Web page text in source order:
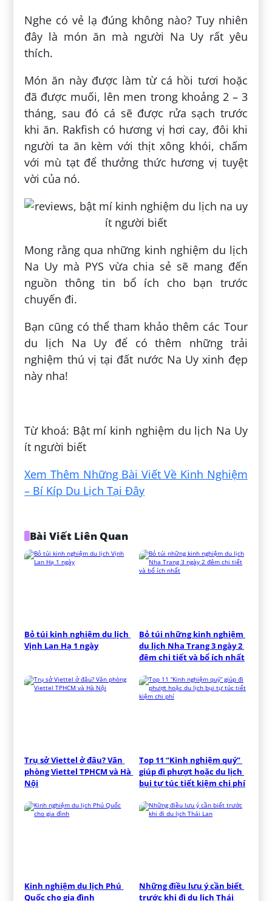
Nghe có vẻ lạ đúng không nào? Tuy nhiên
đây là món ăn mà người Na Uy rất yêu
thích.
Món ăn này được làm từ cá hồi tươi hoặc
đã được muối, lên men trong khoảng 2 – 3
tháng, sau đó cá sẽ được rửa sạch trước
khi ăn. Rakfish có hương vị hơi cay, đôi khi
người ta ăn kèm với thịt xông khói, chấm
với mù tạt để thưởng thức hương vị tuyệt
vời của nó.
Mong rằng qua những kinh nghiệm du lịch
Na Uy mà PYS vừa chia sẻ sẽ mang đến
nguồn thông tin bổ ích cho bạn trước
chuyến đi.
Bạn cũng có thể tham khảo thêm các Tour
du lịch Na Uy để có thêm những trải
nghiệm thú vị tại đất nước Na Uy xinh đẹp
này nha!
Từ khoá: Bật mí kinh nghiệm du lịch Na Uy
ít người biết
Xem Thêm Những Bài Viết Về Kinh Nghiệm
– Bí Kíp Du Lịch Tại Đây
Bài Viết Liên Quan
Bỏ túi kinh nghiệm du lịch
Vịnh Lan Hạ 1 ngày
Bỏ túi những kinh nghiệm
du lịch Nha Trang 3 ngày 2
đêm chi tiết và bổ ích nhất
Trụ sở Viettel ở đâu? Văn
phòng Viettel TPHCM và Hà
Nội
Top 11 “Kinh nghiệm quý”
giúp đi phượt hoặc du lịch
bụi tự túc tiết kiệm chi phí
Kinh nghiệm du lịch Phú
Quốc cho gia đình
Những điều lưu ý cần biết
trước khi đi du lịch Thái